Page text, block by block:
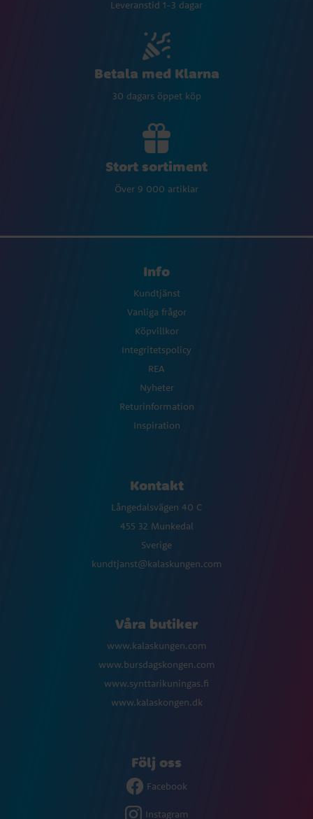
Leveranstid 1-3 dagar
Betala med Klarna
30 dagars öppet köp
Stort sortiment
Över 9 000 artiklar
Info
Kundtjänst
Vanliga frågor
Köpvillkor
Integritetspolicy
REA
Nyheter
Returinformation
Inspiration
Kontakt
Långedalsvägen 40 C
455 32 Munkedal
Sverige
kundtjanst@kalaskungen.com
Våra butiker
www.kalaskungen.com
www.bursdagskongen.com
www.synttarikuningas.fi
www.kalaskongen.dk
Följ oss
Facebook
Instagram